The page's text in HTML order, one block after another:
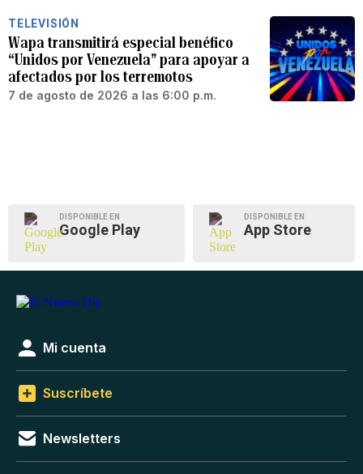
TELEVISIÓN
Wapa transmitirá especial benéfico
“Unidos por Venezuela” para apoyar a
afectados por los terremotos
7 de agosto de 2026 a las 6:00 p.m.
DISPONIBLE EN
Google Play
DISPONIBLE EN
App Store
Mi cuenta
Suscríbete
Newsletters